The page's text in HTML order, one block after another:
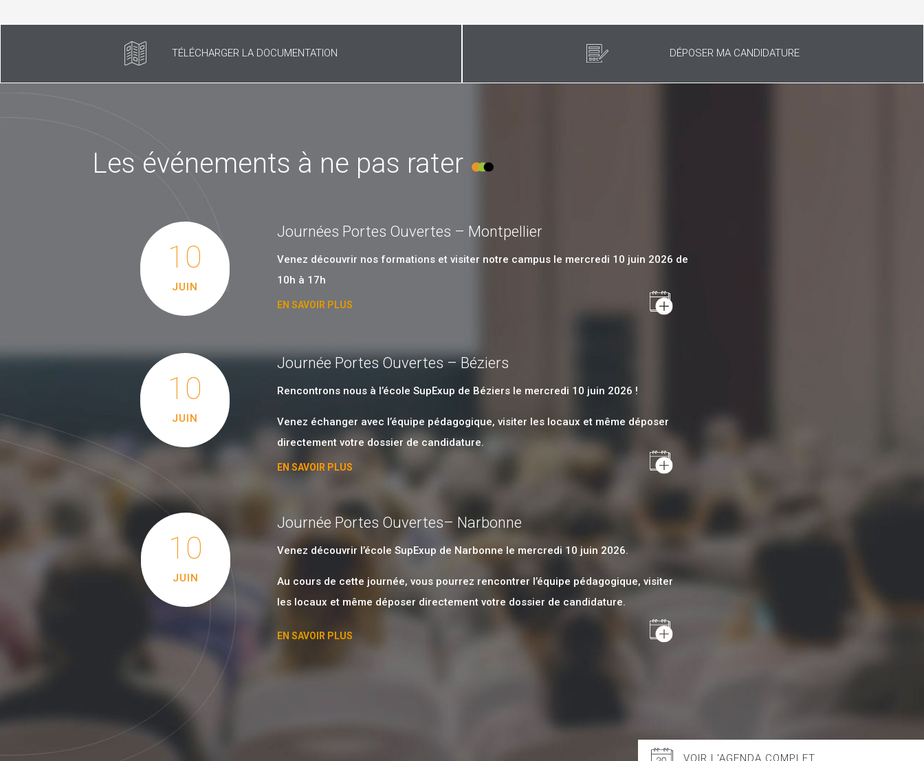
TÉLÉCHARGER LA DOCUMENTATION DÉPOSER MA CANDIDATURE
Les événements à ne pas rater
10
JUIN
Journées Portes Ouvertes – Montpellier
Venez découvrir nos formations et visiter notre campus le mercredi 10 juin 2026 de
10h à 17h
EN SAVOIR PLUS
10
JUIN
Journée Portes Ouvertes – Béziers
Rencontrons nous à l’école SupExup de Béziers le mercredi 10 juin 2026 !
Venez échanger avec l’équipe pédagogique, visiter les locaux et même déposer
directement votre dossier de candidature.
EN SAVOIR PLUS
10
JUIN
Journée Portes Ouvertes– Narbonne
Venez découvrir l’école SupExup de Narbonne le mercredi 10 juin 2026.
Au cours de cette journée, vous pourrez rencontrer l’équipe pédagogique, visiter
les locaux et même déposer directement votre dossier de candidature.
EN SAVOIR PLUS
VOIR L'AGENDA COMPLET